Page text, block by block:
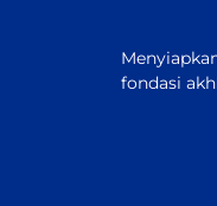
fondasi